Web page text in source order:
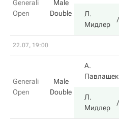
Generali
Open
Male
Double
Л.
Мидлер
22.07, 19:00
Generali
Open
Male
Double
А.
Павлашек
Л.
Мидлер